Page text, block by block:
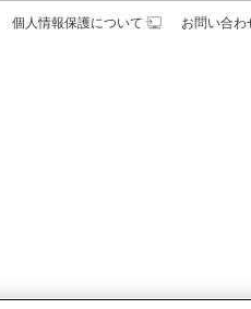
個人情報保護について お問い合わ